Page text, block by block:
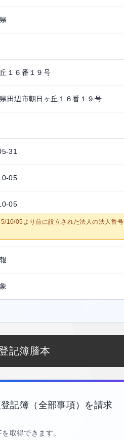
１６番１９号
田辺市朝日ヶ丘１６番１９号
31
05
05
10/05より前に設立された法人の法人番
記簿謄本
記簿（全部事項）を請求
取得できます。